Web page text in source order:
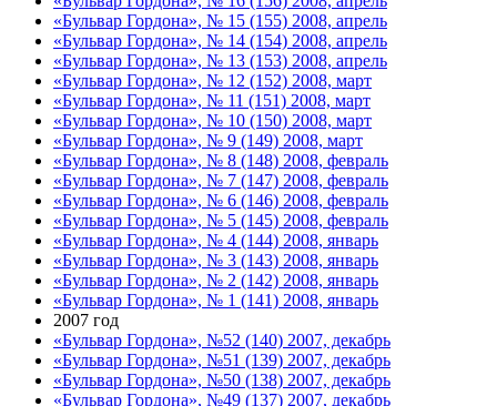
«Бульвар Гордона», № 15 (155) 2008, апрель
«Бульвар Гордона», № 14 (154) 2008, апрель
«Бульвар Гордона», № 13 (153) 2008, апрель
«Бульвар Гордона», № 12 (152) 2008, март
«Бульвар Гордона», № 11 (151) 2008, март
«Бульвар Гордона», № 10 (150) 2008, март
«Бульвар Гордона», № 9 (149) 2008, март
«Бульвар Гордона», № 8 (148) 2008, февраль
«Бульвар Гордона», № 7 (147) 2008, февраль
«Бульвар Гордона», № 6 (146) 2008, февраль
«Бульвар Гордона», № 5 (145) 2008, февраль
«Бульвар Гордона», № 4 (144) 2008, январь
«Бульвар Гордона», № 3 (143) 2008, январь
«Бульвар Гордона», № 2 (142) 2008, январь
«Бульвар Гордона», № 1 (141) 2008, январь
2007 год
«Бульвар Гордона», №52 (140) 2007, декабрь
«Бульвар Гордона», №51 (139) 2007, декабрь
«Бульвар Гордона», №50 (138) 2007, декабрь
«Бульвар Гордона», №49 (137) 2007, декабрь